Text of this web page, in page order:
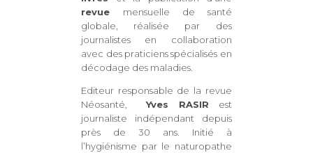
revue mensuelle de santé
globale, réalisée par des
journalistes en collaboration
avec des praticiens spécialisés en
décodage des maladies.
Editeur responsable de la revue
Néosanté,Yves RASIR est
journaliste indépendant depuis
près de 30 ans. Initié à
l’hygiénisme par le naturopathe